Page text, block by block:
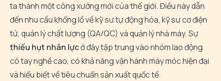
ta thành một công xưởng mới của thế giới. Điều này dẫn
đến nhu cầu khổng lồ về kỹ sư tự động hóa, kỹ sư cơ điện
tử, quản lý chất lượng (QA/QC) và quản lý nhà máy. Sự
thiếu hụt nhân lựcở đây tập trung vào nhóm lao động
có tay nghề cao, có khả năng vận hành máy móc hiện đại
và hiểu biết về tiêu chuẩn sản xuất quốc tế.